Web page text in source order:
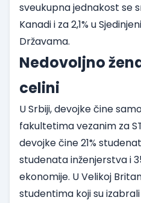
sveukupna jednakost se
Kanadi i za 2,1% u
Državama.
Nedovoljno
celini
U Srbiji, devojke čine
fakultetima vezanim za
devojke čine 21%
studenata inženjerstva i
ekonomije. UVelikoj
studentima koji su